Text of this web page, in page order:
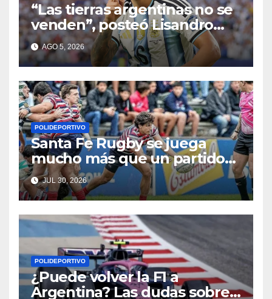
“Las tierras argentinas no se
venden”, posteó Lisandro
Martínez
AGO 5, 2026
POLIDEPORTIVO
Santa Fe Rugby se juega
mucho más que un partido
en Córdoba
JUL 30, 2026
POLIDEPORTIVO
¿Puede volver la F1 a
Argentina? Las dudas sobre